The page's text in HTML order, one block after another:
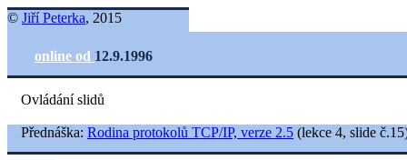
© Jiří Peterka, 2015
online od 12.9.1996
Ovládání slidů
Přednáška: Rodina protokolů TCP/IP, verze 2.5 (lekce 4, slide